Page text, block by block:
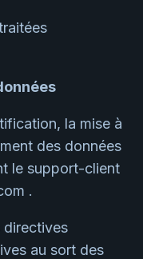
la mise à
des données
le support-client
.
directives
au sort des